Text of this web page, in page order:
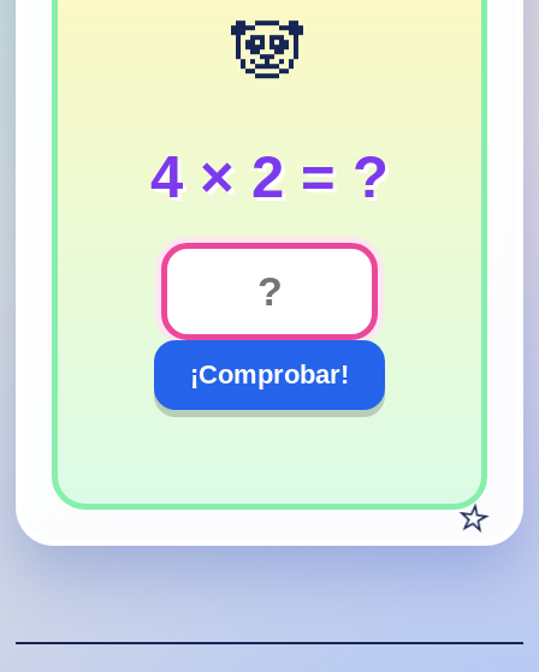
🐼
4× 2= ?
¡Comprobar!